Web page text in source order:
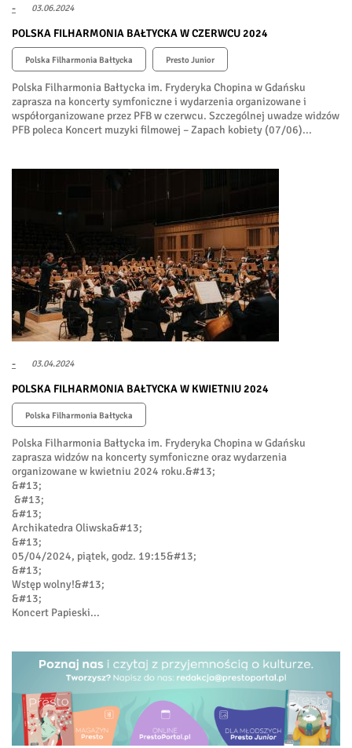
- 03.06.2024
POLSKA FILHARMONIA BAŁTYCKA W CZERWCU 2024
Polska Filharmonia Bałtycka Presto Junior
Polska Filharmonia Bałtycka im. Fryderyka Chopina w Gdańsku
zaprasza na koncerty symfoniczne i wydarzenia organizowane i
współorganizowane przez PFB w czerwcu. Szczególnej uwadze widzów
PFB poleca Koncert muzyki filmowej – Zapach kobiety (07/06)...
- 03.04.2024
POLSKA FILHARMONIA BAŁTYCKA W KWIETNIU 2024
Polska Filharmonia Bałtycka
Polska Filharmonia Bałtycka im. Fryderyka Chopina w Gdańsku
zaprasza widzów na koncerty symfoniczne oraz wydarzenia
organizowane w kwietniu 2024 roku.&#13;
&#13;
&#13;
&#13;
Archikatedra Oliwska&#13;
&#13;
05/04/2024, piątek, godz. 19:15&#13;
&#13;
Wstęp wolny!&#13;
&#13;
Koncert Papieski...